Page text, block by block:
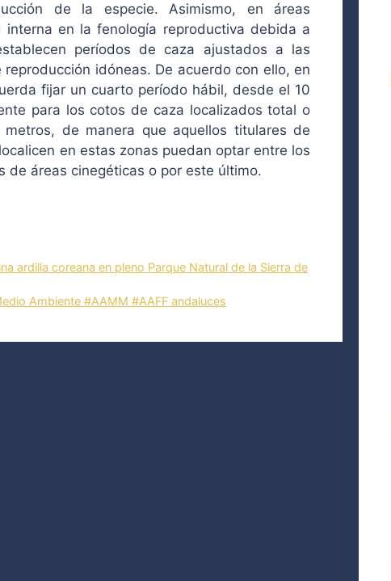
de la especie. Asimismo, en áreas
en la fenología reproductiva debida a
períodos de caza ajustados a las
idóneas. De acuerdo con ello, en
fijar un cuarto período hábil, desde el 10
para los cotos de caza localizados total o
de manera que aquellos titulares de
en estas zonas puedan optar entre los
de áreas cinegéticas o por este último.
ardilla coreana en pleno Parque Natural de la Sierra de
Ambiente #AAMM #AAFF andaluces